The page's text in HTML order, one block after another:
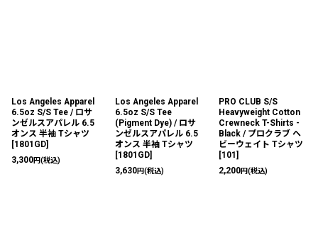
Los Angeles Apparel
6.5oz S/S Tee / ロサ
ンゼルスアパレル 6.5
オンス 半袖 Tシャツ
[1801GD]
3,300円(税込)
Los Angeles Apparel
6.5oz S/S Tee
(Pigment Dye) / ロサ
ンゼルスアパレル 6.5
オンス 半袖 Tシャツ
[1801GD]
3,630円(税込)
PRO CLUB S/S
Heavyweight Cotton
Crewneck T-Shirts -
Black / プロクラブ ヘ
ビーウェイト Tシャツ
[101 ]
2,200円(税込)